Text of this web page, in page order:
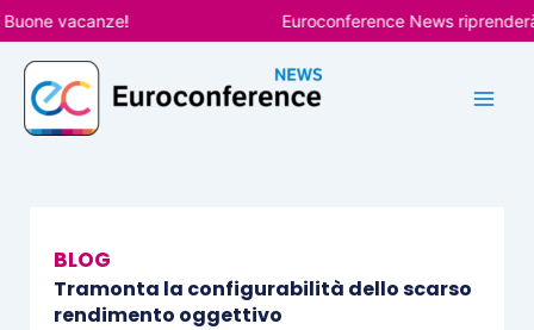
Vai
al
contenuto
vacanze! Euroconference News riprenderà
BLOG
Tramonta la configurabilità dello scarso
rendimento oggettivo